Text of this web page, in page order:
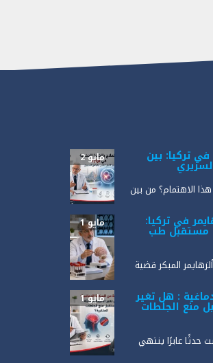
في تركيا: بين
مايو 2
هذا الاهتمام؟ من بين
في تركيا:
مستقبل طب مايو 1
المبكر قضية
: هل تغير
منع الجلطات مايو 1
حدثًا عابرًا ينتهي